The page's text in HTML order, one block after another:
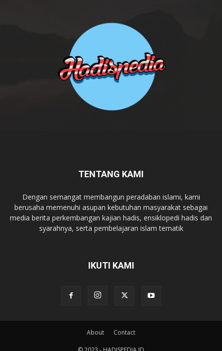
TENTANG KAMI
Dengan semangat membangun peradaban islami, kami
berusaha memenuhi asupan kebutuhan masyarakat sebagai
media berita perkembangan kajian hadis, ensiklopedi hadis dan
syarahnya, serta pembelajaran islam tematik
IKUTI KAMI
About Contact